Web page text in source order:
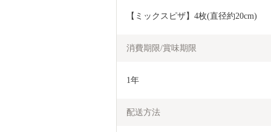
【ミックスピザ】4枚(直径約20cm)
消費期限/賞味期限
1年
配送方法